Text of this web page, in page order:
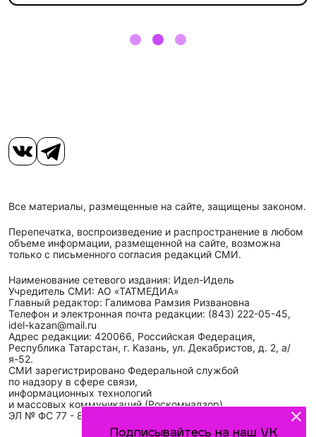
Подписывайтесь на наш VK
Все материалы, размещенные на сайте, защищены законом.
Перепечатка, воспроизведение и распространение в любом
объеме информации, размещенной на сайте, возможна
только с письменного согласия редакций СМИ.
Наименование сетевого издания: Идел-Идель
Учредитель СМИ: АО «ТАТМЕДИА»
Главный редактор: Галимова Рамзия Ризвановна
Телефон и электронная почта редакции: (843) 222-05-45,
idel-kazan@mail.ru
Адрес редакции: 420066, Российская Федерация,
Республика Татарстан, г. Казань, ул. Декабристов, д. 2, а/
я-52.
СМИ зарегистрировано Федеральной службой
по надзору в сфере связи,
информационных технологий
и массовых коммуникаций (Роскомнадзор)
ЭЛ № ФС 77 - 89431 от 14.05.2025